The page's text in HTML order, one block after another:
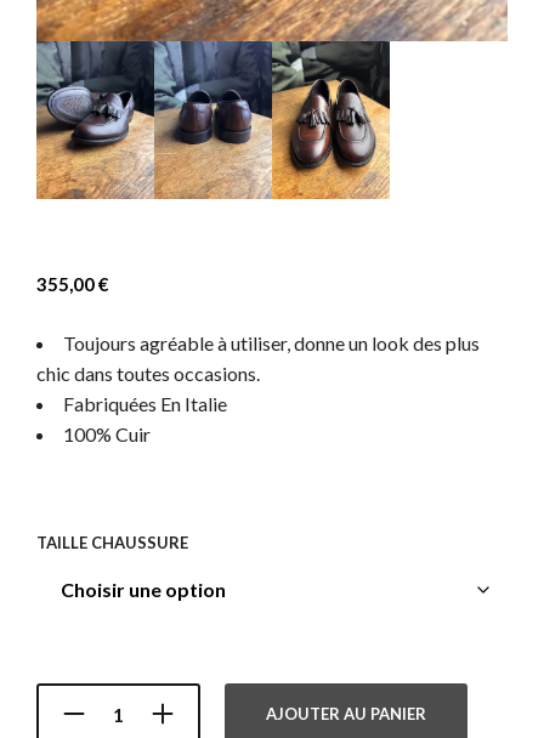
355,00€
Toujours agréable à utiliser, donne un look des plus
chic dans toutes occasions.
Fabriquées En Italie
100% Cuir
TAILLE CHAUSSURE
AJOUTER AU PANIER